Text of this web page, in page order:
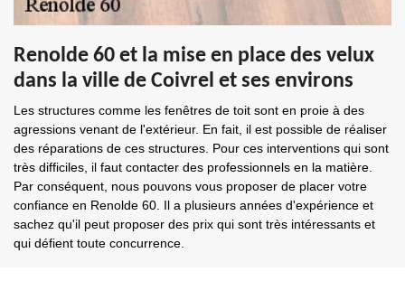
Renolde 60 et la mise en place des velux
dans la ville de Coivrel et ses environs
Les structures comme les fenêtres de toit sont en proie à des
agressions venant de l'extérieur. En fait, il est possible de réaliser
des réparations de ces structures. Pour ces interventions qui sont
très difficiles, il faut contacter des professionnels en la matière.
Par conséquent, nous pouvons vous proposer de placer votre
confiance en Renolde 60. Il a plusieurs années d'expérience et
sachez qu'il peut proposer des prix qui sont très intéressants et
qui défient toute concurrence.